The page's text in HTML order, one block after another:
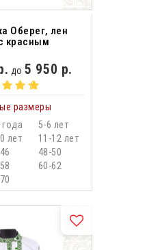
Оберег, лен
красным
до5 950 р.
размеры
года
5-6 лет
лет
11-12 лет
48-50
60-62